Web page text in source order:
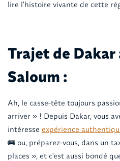
lire l'histoire vivante de cette
Trajet de Dakar
Saloum :
Ah, le casse-tête toujours
arriver » ! Depuis Dakar, vous
intéresse expérience
🚌 ou, préparez-vous, dans un
places », et c'est aussi bondé